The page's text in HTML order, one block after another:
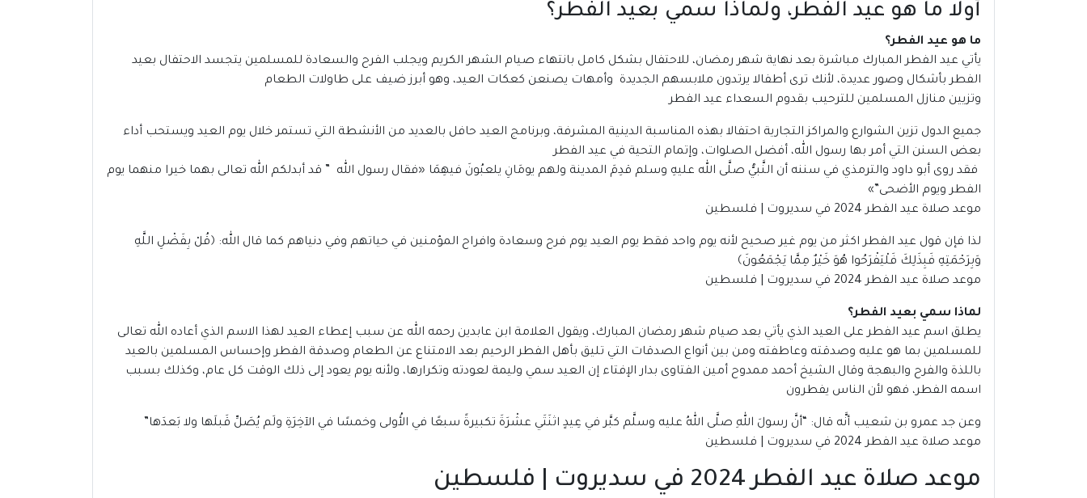
أولا ما هو عيد الفطر، ولماذا سمي بعيد الفطر؟
ما هو عيد الفطر؟
يأتي عيد الفطرالمبارك مباشرة بعد نهاية شهر رمضان، للاحتفال بشكل كامل بانتهاء صيام الشهر الكريم ويجلب الفرح والسعادة للمسلمين يتجسد الاحتفال بعيد
الفطر بأشكال وصور عديدة، لأنك ترى أطفالا يرتدون ملابسهم الجديدة وأمهات يصنعن كعكات العيد، وهو أبرز ضيف على طاولات الطعام
وتزيين منازل المسلمين للترحيب بقدوم السعداء عيد الفطر
جميع الدول تزين الشوارع والمراكز التجارية احتفالا بهذه المناسبة الدينية المشرفة، وبرنامج العيد حافل بالعديد من الأنشطة التي تستمر خلال يوم العيد ويستحب أداء
بعض السنن التي أمر بها رسول الله، أفضل الصلوات، وإتمام التحية في عيد الفطر
فقد روى أبو داود والترمذي في سننه أن النَّبيُّ صلَّى الله عليهِ وسلم قدِمَ المدينة ولهم يومَانِ يلعبُونَ فيهِمَا «فقال رسول الله ” قد أبدلكم الله تعالى بهما خيرا منهما يوم
الفطر ويوم الأضحى”»
موعد صلاة عيد الفطر 2024 في سديروت | فلسطين
لذا فإن قول عيد الفطر اكثر من يوم غير صحيح لأنه يوم واحد فقط يوم العيد يوم فرح وسعادة وافراح المؤمنين في حياتهم وفي دنياهم كما قال الله: ﴿قُلْ بِفَضْلِ اللَّهِ
وَبِرَحْمَتِهِ فَبِذَلِكَ فَلْيَفْرَحُوا هُوَ خَيْرٌ مِمَّا يَجْمَعُونَ﴾
موعد صلاة عيد الفطر 2024 في سديروت | فلسطين
لماذا سمي بعيد الفطر؟
يطلق اسم عيد الفطر على العيد الذي يأتي بعد صيام شهر رمضان المبارك، ويقول العلامة ابن عابدين رحمه الله عن سبب إعطاء العيد لهذا الاسم الذي أعاده الله تعالى
للمسلمين بما هو عليه وصدقته وعاطفته ومن بين أنواع الصدقات التي تليق بأهل الفطر الرحيم بعد الامتناع عن الطعام وصدقة الفطر وإحساس المسلمين بالعيد
باللذة والفرح والبهجة وقال الشيخ أحمد ممدوح أمين الفتاوى بدار الإفتاء إن العيد سمي وليمة لعودته وتكرارها، ولأنه يوم يعود إلى ذلك الوقت كل عام، وكذلك بسبب
اسمه الفطر، فهو لأن الناس يفطرون
وعن جد عمرو بن شعيب أنَّه قال: “أنَّ رسولَ اللهِ صلَّى اللهُ عليه وسلَّم كبَّر في عِيدٍ اثنَتَي عشْرَةَ تكبيرةً سبعًا في الأُولى وخمسًا في الآخِرَةِ ولَم يُصَلِّ قَبلَها ولا بَعدَها”
موعد صلاة عيد الفطر 2024 في سديروت | فلسطين
موعد صلاة عيد الفطر 2024 في سديروت | فلسطين